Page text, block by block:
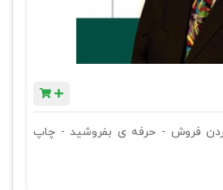
فروش - حرفه ی بفروشید - چاپ